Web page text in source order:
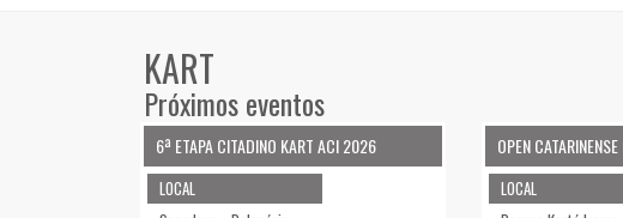
KART
Próximos eventos
6ª ETAPA CITADINO KART ACI 2026
LOCAL
OPEN
LOCAL